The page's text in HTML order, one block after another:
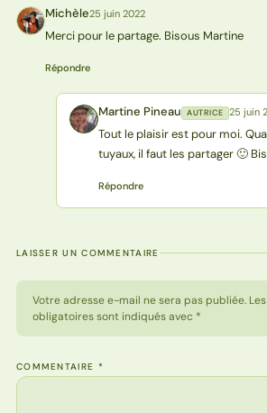
M Michèle25 juin 2022
Merci pour le partage. Bisous Martine
Répondre
MP Martine Pineau AUTRICE 25 juin
Tout le plaisir est pour moi.
tuyaux, il faut les partager 🙂
Répondre
LAISSER UN COMMENTAIRE
Votre adresse e-mail ne sera pas publiée.
obligatoires sont indiqués avec *
COMMENTAIRE *